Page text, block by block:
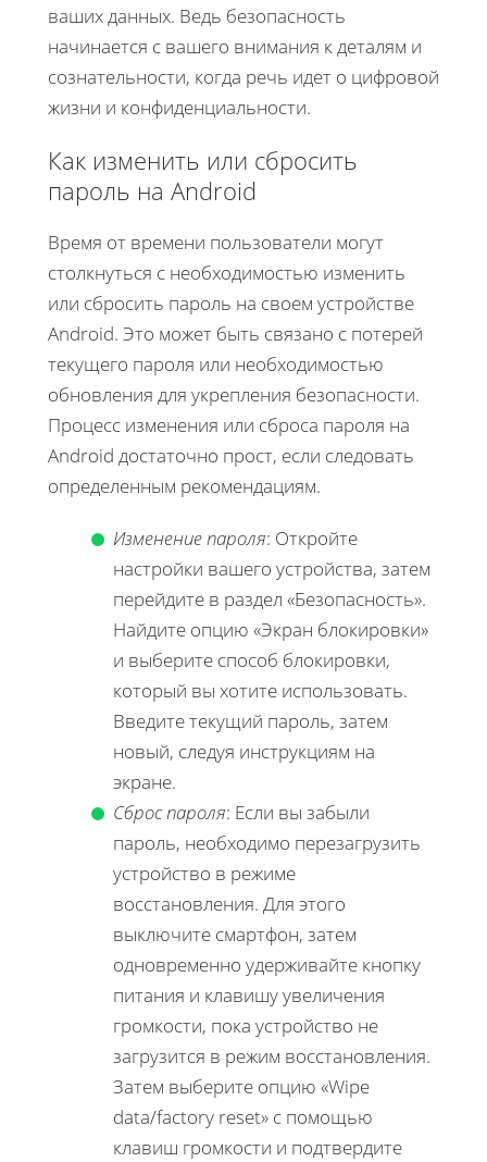
ваших данных. Ведь безопасность
начинается с вашего внимания к деталям и
сознательности, когда речь идет о цифровой
жизни и конфиденциальности.
Как изменить или сбросить
пароль на Android
Время от времени пользователи могут
столкнуться с необходимостью изменить
или сбросить пароль на своем устройстве
Android. Это может быть связано с потерей
текущего пароля или необходимостью
обновления для укрепления безопасности.
Процесс изменения или сброса пароля на
Android достаточно прост, если следовать
определенным рекомендациям.
Изменение пароля: Откройте
настройки вашего устройства, затем
перейдите в раздел «Безопасность».
Найдите опцию «Экран блокировки»
и выберите способ блокировки,
который вы хотите использовать.
Введите текущий пароль, затем
новый, следуя инструкциям на
экране.
Сброс пароля: Если вы забыли
пароль, необходимо перезагрузить
устройство в режиме
восстановления. Для этого
выключите смартфон, затем
одновременно удерживайте кнопку
питания и клавишу увеличения
громкости, пока устройство не
загрузится в режим восстановления.
Затем выберите опцию «Wipe
data/factory reset» с помощью
клавиш громкости и подтвердите